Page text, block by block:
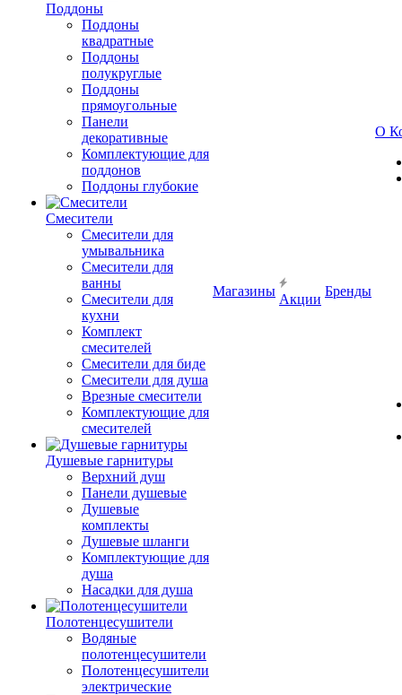
Поддоны
Поддоны
квадратные
Поддоны
полукруглые
Поддоны
прямоугольные
Панели
декоративные
Комплектующие для
поддонов
Поддоны глубокие
Смесители
Смесители для
умывальника
Смесители для
ванны
Смесители для
кухни
Комплект
смесителей
Смесители для биде
Смесители для душа
Врезные смесители
Комплектующие для
смесителей
Душевые гарнитуры
Верхний душ
Панели душевые
Душевые
комплекты
Душевые шланги
Комплектующие для
душа
Насадки для душа
Полотенцесушители
Водяные
полотенцесушители
Полотенцесушители
электрические
Магазины
Акции
Бренды
О